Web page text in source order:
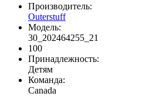
Производитель:
Outerstuff
Модель:
30_202464255_21
100
Принадлежность:
Детям
Команда:
Canada